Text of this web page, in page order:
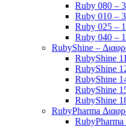
Ruby 080 –
Ruby 010 –
Ruby 025 –
Ruby 040 –
RubyShine –
RubyShine
RubyShine
RubyShine
RubyShine
RubyShine
RubyPharma